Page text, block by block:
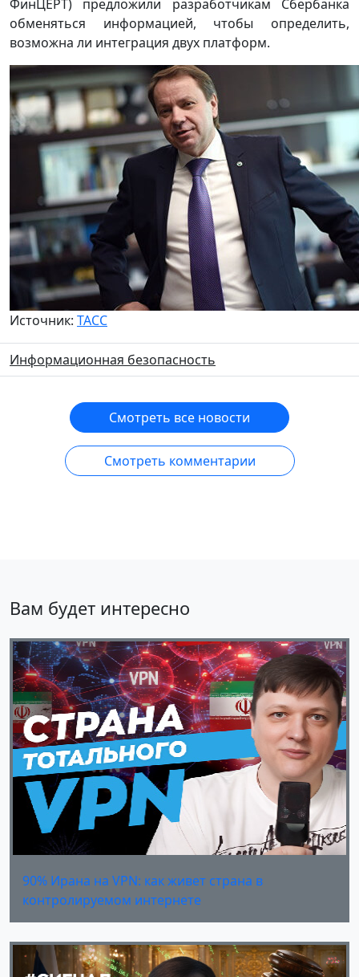
ФинЦЕРТ) предложили разработчикам Сбербанка
обменяться информацией, чтобы определить,
возможна ли интеграция двух платформ.
Источник: ТАСС
Информационная безопасность
Смотреть все новости
Смотреть комментарии
Вам будет интересно
90% Ирана на VPN: как живет страна в
контролируемом интернете